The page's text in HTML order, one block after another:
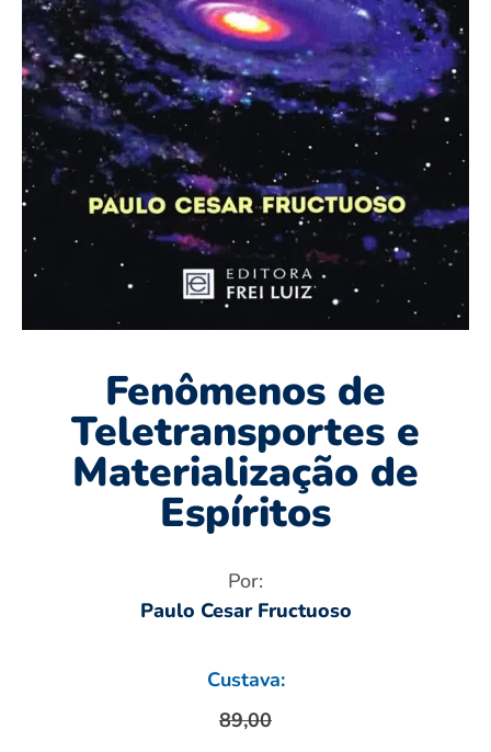
Fenômenos de
Teletransportes e
Materialização de
Espíritos
Por:
Paulo Cesar Fructuoso
Custava:
89,00